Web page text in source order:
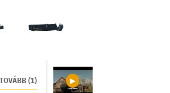
TOVÁBB (1)